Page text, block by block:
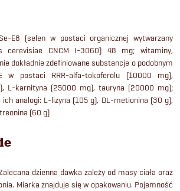
E8 (selen w postaci organicznej wytwarzany
cerevisiae CNCM I-3060) 48 mg; witaminy,
dokładnie zdefiniowane substancje o podobnym
w postaci RRR-alfa-tokoferolu (10000 mg),
L-karnityna (25000 mg), tauryna (20000 mg);
analogi: L-lizyna (105 g), DL-metionina (30 g),
(60 g)
dzienna dawka zależy od masy ciała oraz
Miarka znajduje się w opakowaniu. Pojemność